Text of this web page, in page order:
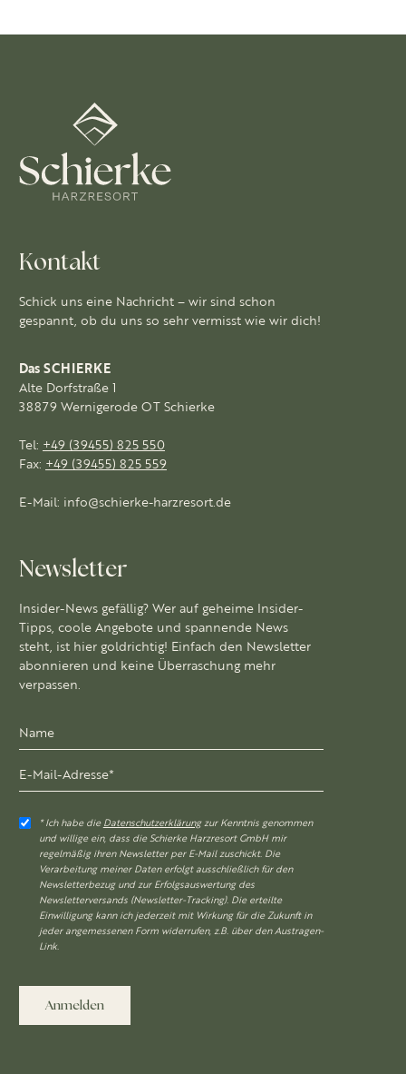
Kontakt
Schick uns eine Nachricht – wir sind schon
gespannt, ob du uns so sehr vermisst wie wir dich!
Das SCHIERKE
Alte Dorfstraße 1
38879 Wernigerode OT Schierke
Tel: +49 (39455) 825 550
Fax: +49 (39455) 825 559
E-Mail: info@schierke-harzresort.de
Newsletter
Insider-News gefällig? Wer auf geheime Insider-
Tipps, coole Angebote und spannende News
steht, ist hier goldrichtig! Einfach den Newsletter
abonnieren und keine Überraschung mehr
verpassen.
* Ich habe die Datenschutzerklärungzur Kenntnis genommen
und willige ein, dass die Schierke Harzresort GmbH mir
regelmäßig ihren Newsletter per E-Mail zuschickt. Die
Verarbeitung meiner Daten erfolgt ausschließlich für den
Newsletterbezug und zur Erfolgsauswertung des
Newsletterversands (Newsletter-Tracking). Die erteilte
Einwilligung kann ich jederzeit mit Wirkung für die Zukunft in
jeder angemessenen Form widerrufen, z.B. über den Austragen-
Link.
Anmelden